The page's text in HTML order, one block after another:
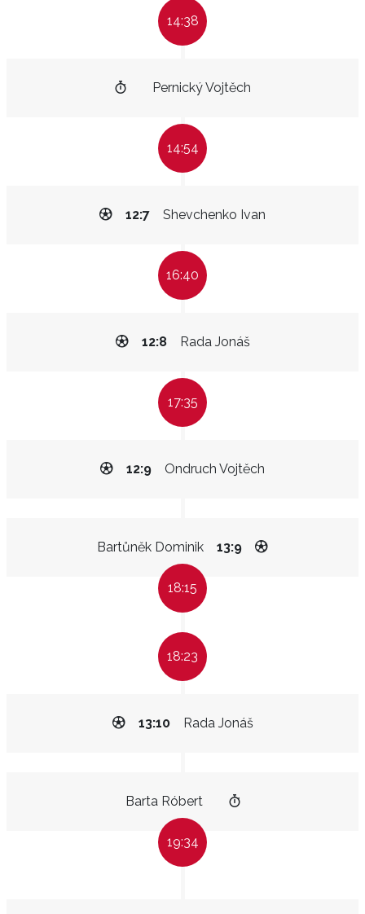
14:38
Pernický Vojtěch
14:54
Shevchenko Ivan
12:7
16:40
Rada Jonáš
12:8
17:35
Ondruch Vojtěch
12:9
Bartůněk Dominik 13:9
18:15
18:23
Rada Jonáš
13:10
Barta Róbert
19:34